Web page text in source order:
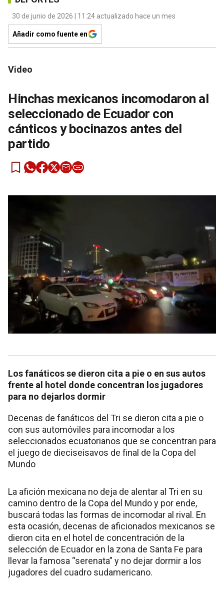
30 de junio de 2026 | 11:24 actualizado hace un mes
Añadir como fuente en
Video
Hinchas mexicanos incomodaron al
seleccionado de Ecuador con
cánticos y bocinazos antes del
partido
Los fanáticos se dieron cita a pie o en sus autos
frente al hotel donde concentran los jugadores
para no dejarlos dormir
Decenas de fanáticos del Tri se dieron cita a pie o
con sus automóviles para incomodar a los
seleccionados ecuatorianos que se concentran para
el juego de dieciseisavos de final de la Copa del
Mundo
La afición mexicana no deja de alentar al Tri en su
camino dentro de la Copa del Mundo y por ende,
buscará todas las formas de incomodar al rival. En
esta ocasión, decenas de aficionados mexicanos se
dieron cita en el hotel de concentración de la
selección de Ecuador en la zona de Santa Fe para
llevar la famosa “serenata” y no dejar dormir a los
jugadores del cuadro sudamericano.